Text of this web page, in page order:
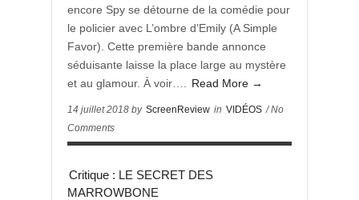
encore Spy se détourne de la comédie pour
le policier avec L’ombre d’Emily (A Simple
Favor). Cette première bande annonce
séduisante laisse la place large au mystère
et au glamour. À voir….
Read More →
14 juillet 2018 by ScreenReview in VIDÉOS / No
Comments
Critique : LE SECRET DES
MARROWBONE